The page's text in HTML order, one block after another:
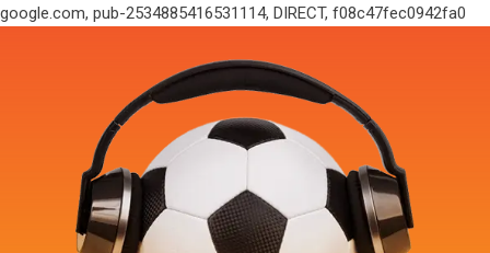
google.com, pub-2534885416531114, DIRECT, f08c47fec0942fa0